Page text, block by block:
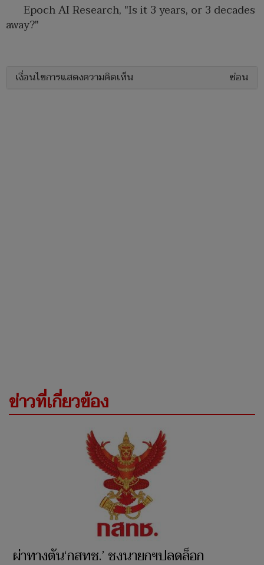
Epoch AI Research, "Is it 3 years, or 3 decades
away?"
เงื่อนไขการแสดงความคิดเห็น ซ่อน
ข่าวที่เกี่ยวข้อง
ผ่าทางตัน‘กสทช.’ ชงนายกฯปลดล็อก